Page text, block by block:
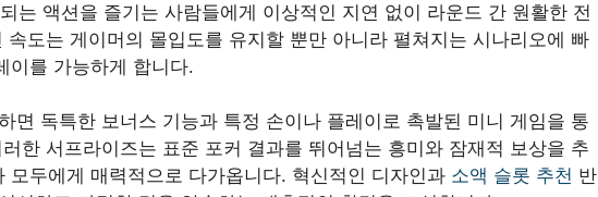
는 액션을 즐기는 사람들에게 이상적인 지연 없이 라운드 간 원활한 전
도는 게이머의 몰입도를 유지할 뿐만 아니라 펼쳐지는 시나리오에 빠
이를 가능하게 합니다.
면 독특한 보너스 기능과 특정 손이나 플레이로 촉발된 미니 게임을 통
한 서프라이즈는 표준 포커 결과를 뛰어넘는 흥미와 잠재적 보상을 추
모두에게 매력적으로 다가옵니다. 혁신적인 디자인과 소액 슬롯 추천 반